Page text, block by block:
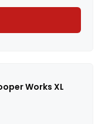
Works XL